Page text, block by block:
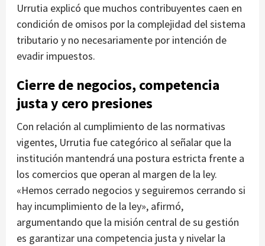
Urrutia explicó que muchos contribuyentes caen en
condición de omisos por la complejidad del sistema
tributario y no necesariamente por intención de
evadir impuestos.
Cierre de negocios, competencia
justa y cero presiones
Con relación al cumplimiento de las normativas
vigentes, Urrutia fue categórico al señalar que la
institución mantendrá una postura estricta frente a
los comercios que operan al margen de la ley.
«Hemos cerrado negocios y seguiremos cerrando si
hay incumplimiento de la ley», afirmó,
argumentando que la misión central de su gestión
es garantizar una competencia justa y nivelar la